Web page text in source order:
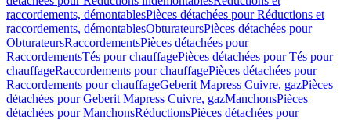
raccordements, démontablesPièces détachées pour Réductions et
raccordements, démontablesObturateursPièces détachées pour
ObturateursRaccordementsPièces détachées pour
RaccordementsTés pour chauffagePièces détachées pour Tés pour
chauffageRaccordements pour chauffagePièces détachées pour
Raccordements pour chauffageGeberit Mapress Cuivre, gazPièces
détachées pour Geberit Mapress Cuivre, gazManchonsPièces
détachées pour ManchonsRéductionsPièces détachées pour